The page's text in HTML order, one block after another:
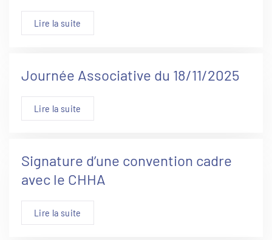
Lire la suite
Journée Associative du 18/11/2025
Lire la suite
Signature d’une convention cadre
avec le CHHA
Lire la suite